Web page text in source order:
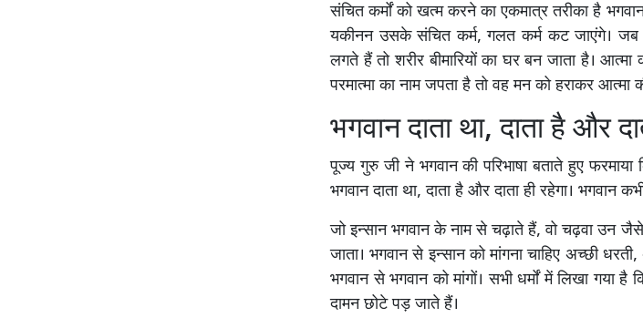
संचित कर्मों को खत्म करने का एकमात्र तरीका है
यकीनन उसके संचित कर्म, गलत कर्म कट जाएंगे।
लगते हैं तो शरीर बीमारियों का घर बन जाता है।
परमात्मा का नाम जपता है तो वह मन को हराकर आत्मा
भगवान दाता था, दाता है और
पूज्य गुरु जी ने भगवान की परिभाषा बताते हुए
भगवान दाता था, दाता है और दाता ही रहेगा। भगवान
जो इन्सान भगवान के नाम से चढ़ाते हैं, वो चढ़वा उन
जाता। भगवान से इन्सान को मांगना चाहिए अच्छी
भगवान से भगवान को मांगों। सभी धर्मों में लिखा गया
दामन छोटे पड़ जाते हैं।